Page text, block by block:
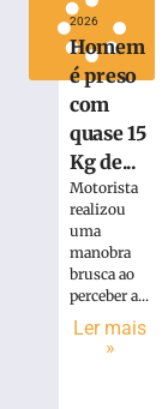
2026
Homem
é preso
com
quase 15
Kg de...
Motorista
realizou
uma
manobra
brusca ao
perceber a...
Ler mais
»